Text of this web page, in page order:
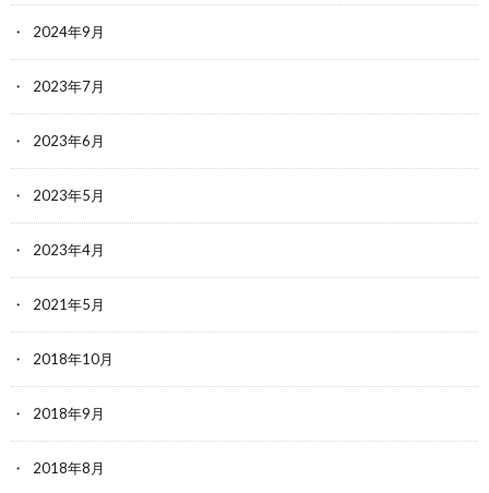
2024年9月
2023年7月
2023年6月
2023年5月
2023年4月
2021年5月
2018年10月
2018年9月
2018年8月